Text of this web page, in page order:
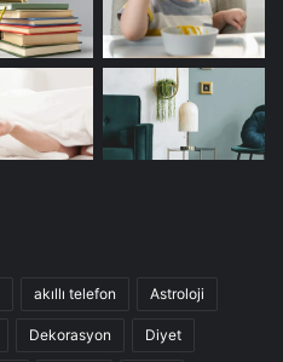
akıllı telefon Astroloji
Dekorasyon Diyet